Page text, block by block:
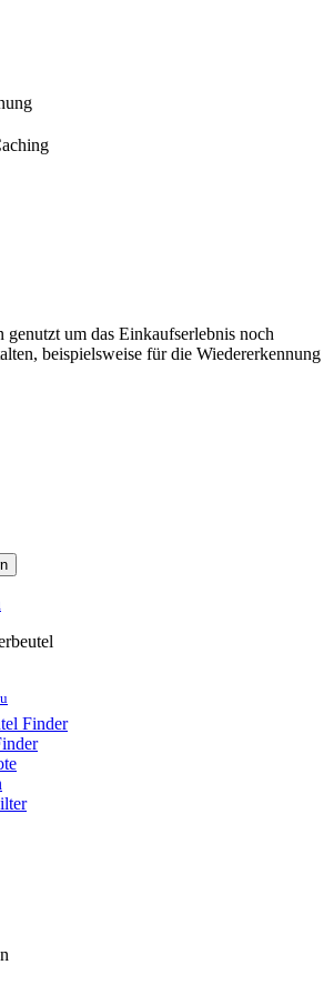
genutzt um das Einkaufserlebnis noch
beispielsweise für die Wiedererkennung
Finder